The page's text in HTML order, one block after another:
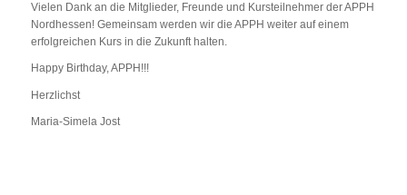
Vielen Dank an die Mitglieder, Freunde und Kursteilnehmer der APPH
Nordhessen! Gemeinsam werden wir die APPH weiter auf einem
erfolgreichen Kurs in die Zukunft halten.
Happy Birthday, APPH!!!
Herzlichst
Maria-Simela Jost